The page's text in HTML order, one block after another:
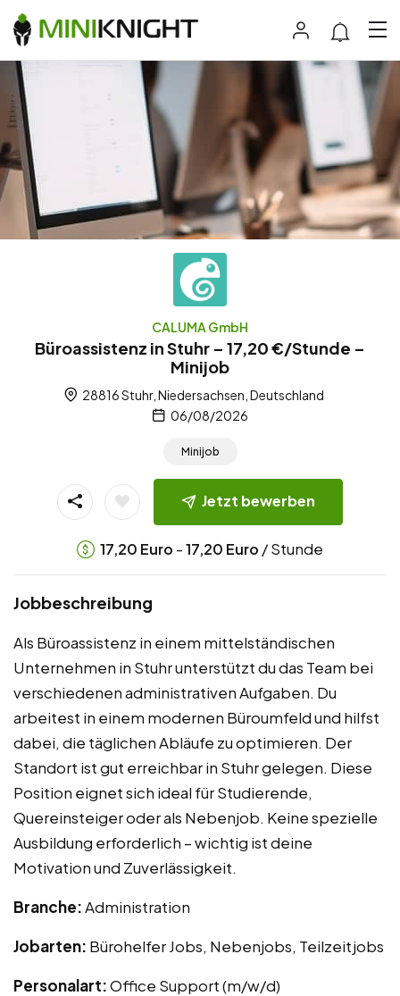
CALUMA GmbH
Büroassistenz in Stuhr – 17,20 €/Stunde –
Minijob
28816 Stuhr, Niedersachsen, Deutschland
06/08/2026
Minijob
Jetzt bewerben
17,20 Euro -17,20 Euro / Stunde
Jobbeschreibung
Als Büroassistenz in einem mittelständischen
Unternehmen in Stuhr unterstützt du das Team bei
verschiedenen administrativen Aufgaben. Du
arbeitest in einem modernen Büroumfeld und hilfst
dabei, die täglichen Abläufe zu optimieren. Der
Standort ist gut erreichbar in Stuhr gelegen. Diese
Position eignet sich ideal für Studierende,
Quereinsteiger oder als Nebenjob. Keine spezielle
Ausbildung erforderlich – wichtig ist deine
Motivation und Zuverlässigkeit.
Branche:Administration
Jobarten: Bürohelfer Jobs, Nebenjobs, Teilzeitjobs
Personalart:Office Support (m/w/d)